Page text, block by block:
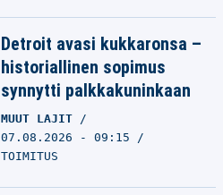
Detroit avasi kukkaronsa –
historiallinen sopimus
synnytti palkkakuninkaan
MUUT LAJIT
07.08.2026 - 09:15
TOIMITUS